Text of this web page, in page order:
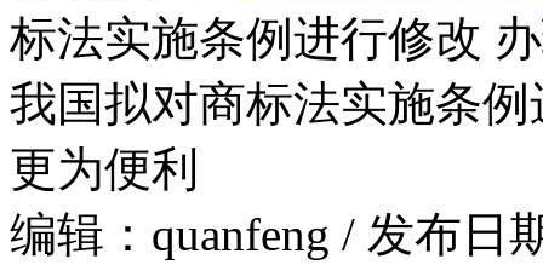
标法实施条例进行修改
我国拟对商标法实施条
更为便利
编辑：quanfeng / 发布日